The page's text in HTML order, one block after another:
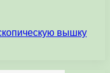
вышку